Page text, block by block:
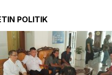
POLITIK